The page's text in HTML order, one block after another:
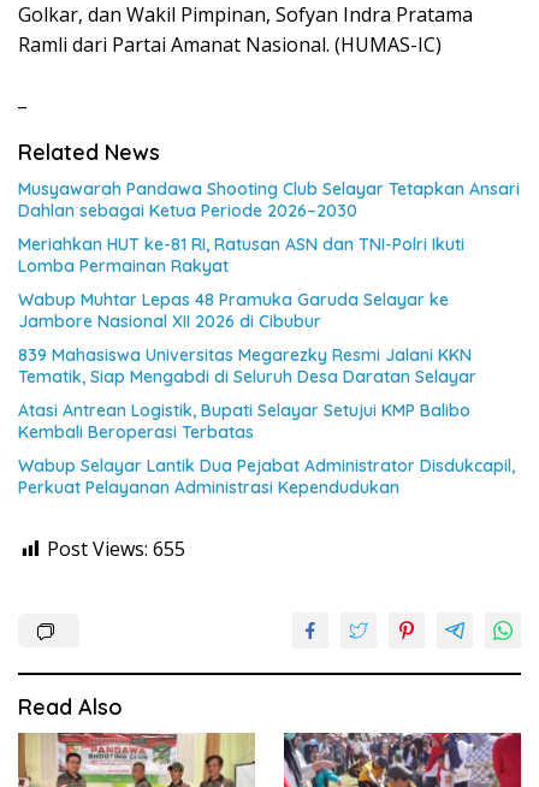
Golkar, dan Wakil Pimpinan, Sofyan Indra Pratama
Ramli dari Partai Amanat Nasional. (HUMAS-IC)
Related News
Musyawarah Pandawa Shooting Club Selayar Tetapkan Ansari
Dahlan sebagai Ketua Periode 2026–2030
Meriahkan HUT ke-81 RI, Ratusan ASN dan TNI-Polri Ikuti
Lomba Permainan Rakyat
Wabup Muhtar Lepas 48 Pramuka Garuda Selayar ke
Jambore Nasional XII 2026 di Cibubur
839 Mahasiswa Universitas Megarezky Resmi Jalani KKN
Tematik, Siap Mengabdi di Seluruh Desa Daratan Selayar
Atasi Antrean Logistik, Bupati Selayar Setujui KMP Balibo
Kembali Beroperasi Terbatas
Wabup Selayar Lantik Dua Pejabat Administrator Disdukcapil,
Perkuat Pelayanan Administrasi Kependudukan
Post Views: 655
Read Also